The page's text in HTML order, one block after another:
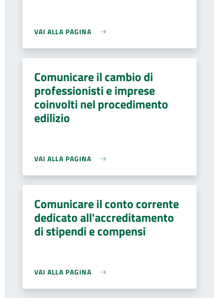
VAI ALLA PAGINA
Comunicare il cambio di
professionisti e imprese
coinvolti nel procedimento
edilizio
VAI ALLA PAGINA
Comunicare il conto corrente
dedicato all'accreditamento
di stipendi e compensi
VAI ALLA PAGINA